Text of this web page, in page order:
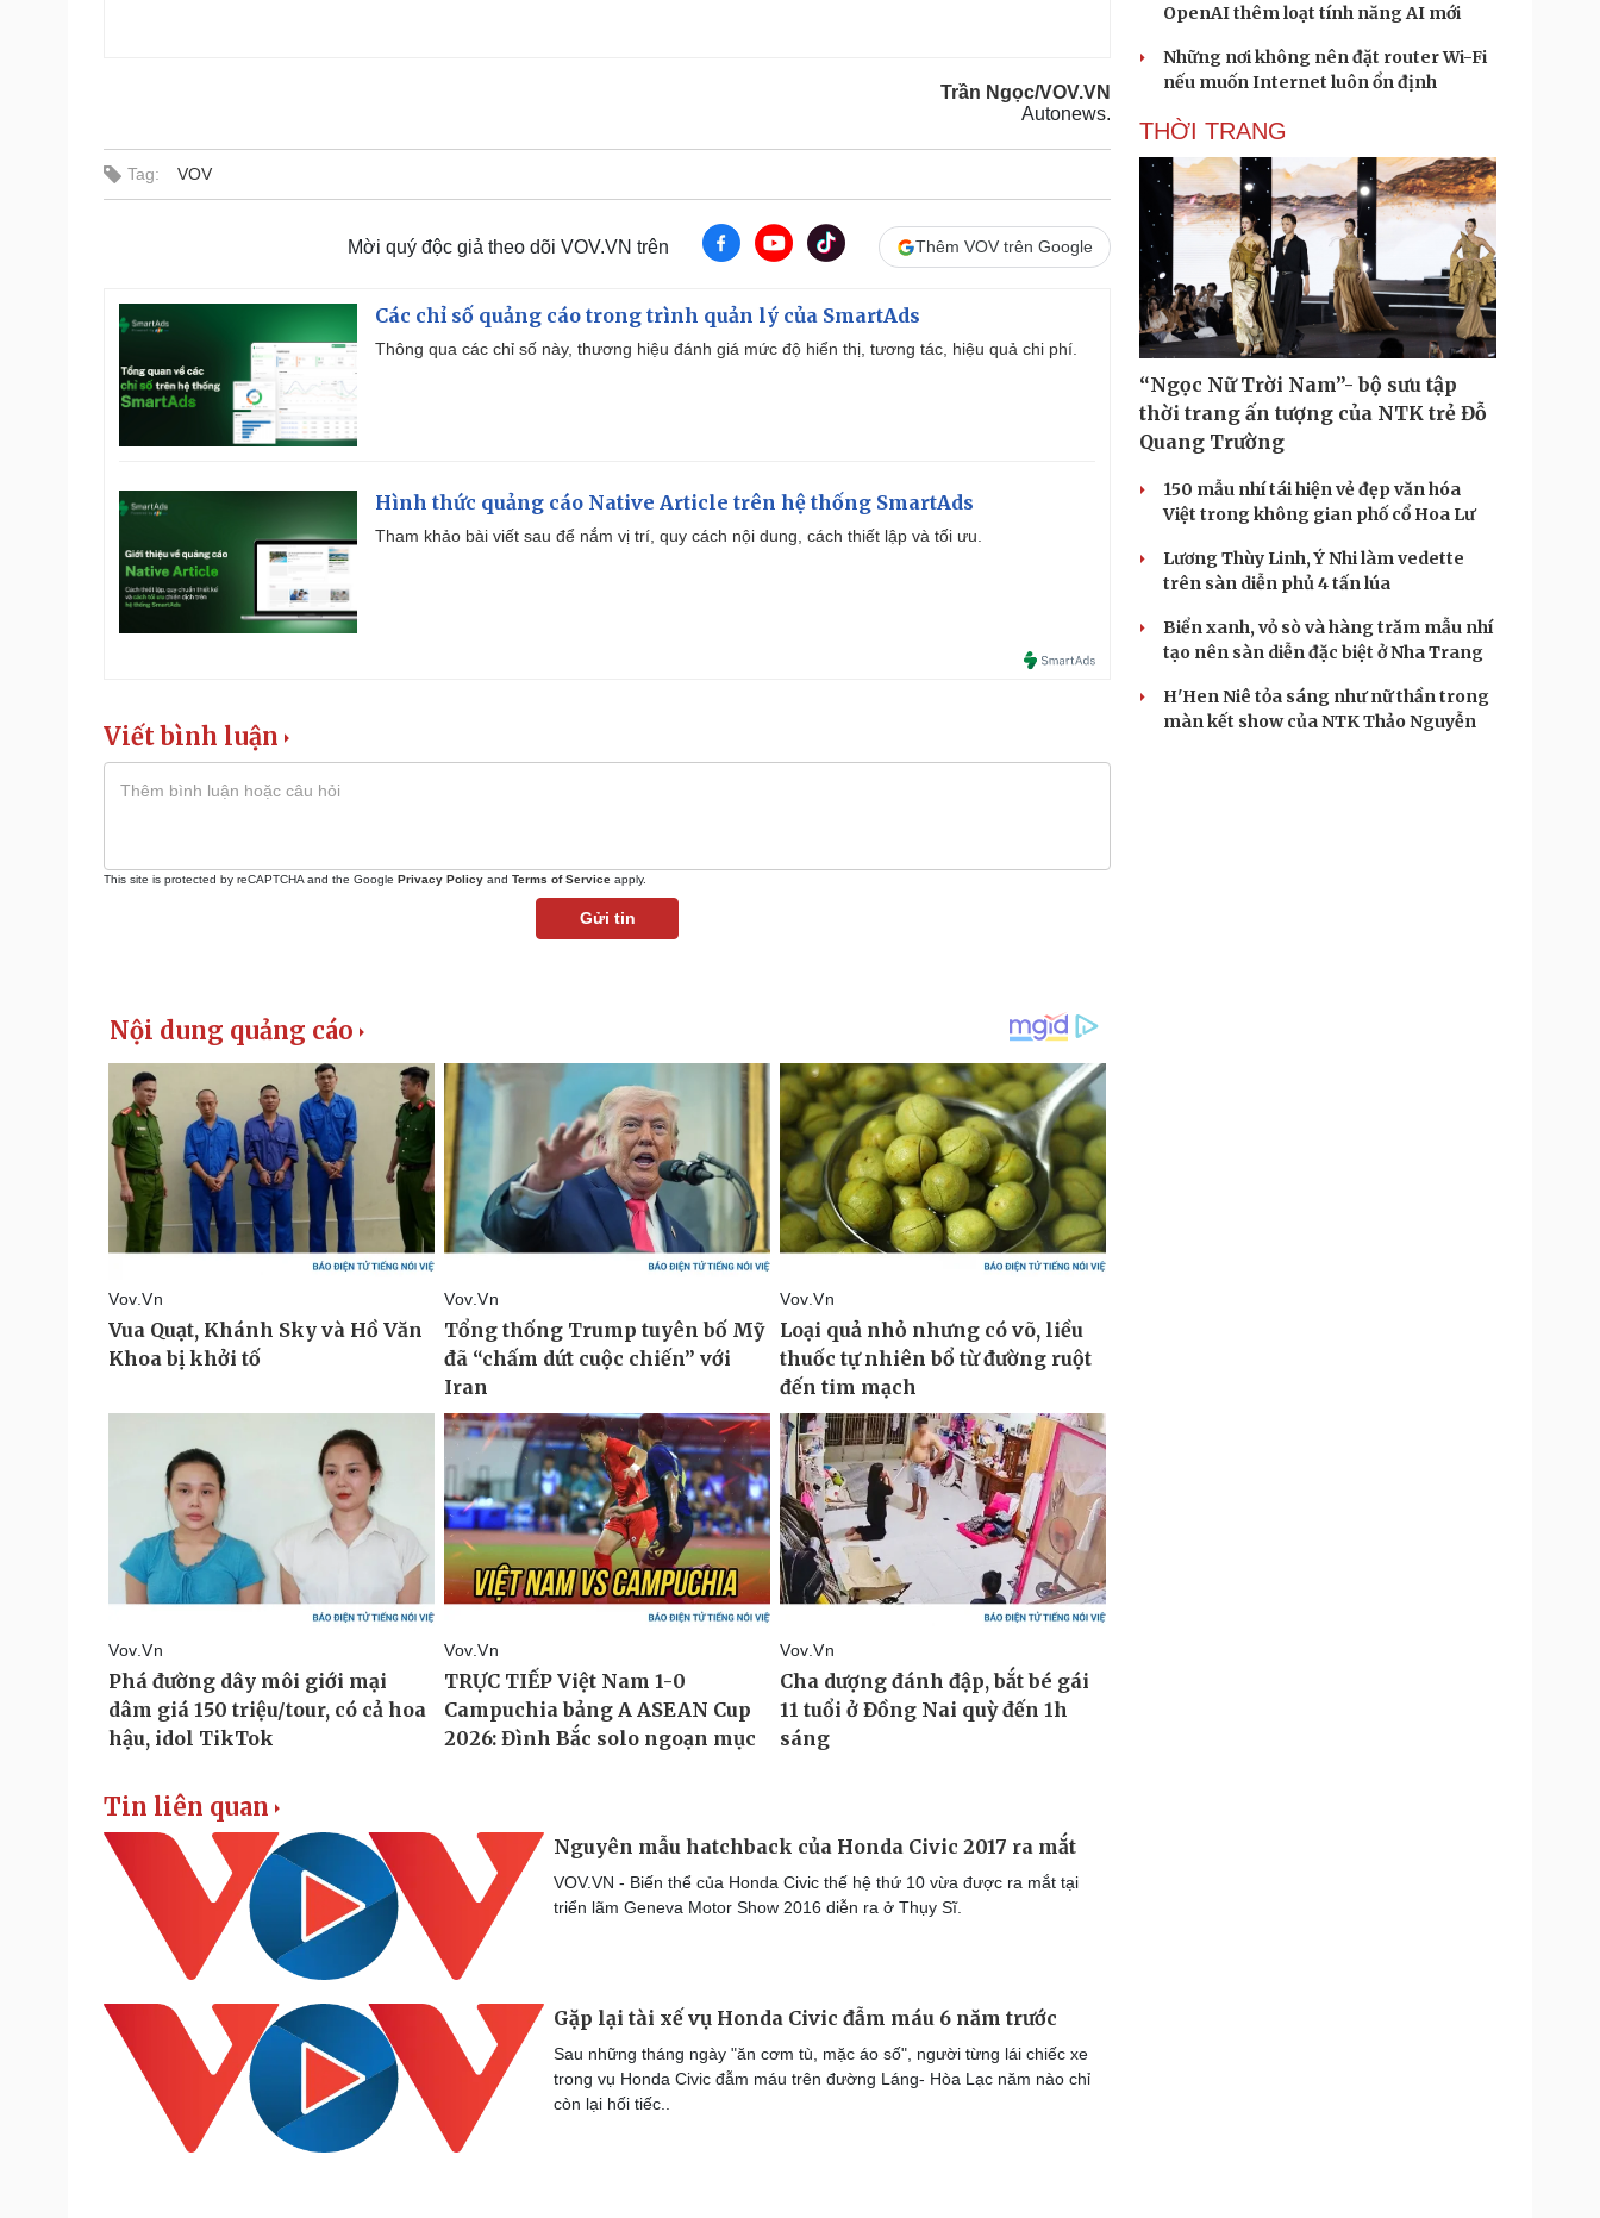
Trần Ngọc/VOV.VN
Autonews.
Tag: VOV
Mời quý độc giả theo dõi VOV.VN trên Thêm VOV trên Google
Các chỉ số quảng cáo trong trình quản lý của SmartAds
Thông qua các chỉ số này, thương hiệu đánh giá mức độ hiển thị, tương tác, hiệu quả chi phí.
Hình thức quảng cáo Native Article trên hệ thống SmartAds
Tham khảo bài viết sau để nắm vị trí, quy cách nội dung, cách thiết lập và tối ưu.
Viết bình luận
This site is protected by reCAPTCHA and the Google Privacy Policy and Terms of Service apply.
Gửi tin
Tin liên quan
Nguyên mẫu hatchback của Honda Civic 2017 ra mắt
VOV.VN - Biến thể của Honda Civic thế hệ thứ 10 vừa được ra mắt tại
triển lãm Geneva Motor Show 2016 diễn ra ở Thụy Sĩ.
Gặp lại tài xế vụ Honda Civic đẫm máu 6 năm trước
Sau những tháng ngày "ăn cơm tù, mặc áo số", người từng lái chiếc xe
trong vụ Honda Civic đẫm máu trên đường Láng- Hòa Lạc năm nào chỉ
còn lại hối tiếc..
OpenAI thêm loạt tính năng AI mới
Những nơi không nên đặt router Wi-Fi
nếu muốn Internet luôn ổn định
THỜI TRANG
“Ngọc Nữ Trời Nam”- bộ sưu tập
thời trang ấn tượng của NTK trẻ Đỗ
Quang Trường
150 mẫu nhí tái hiện vẻ đẹp văn hóa
Việt trong không gian phố cổ Hoa Lư
Lương Thùy Linh, Ý Nhi làm vedette
trên sàn diễn phủ 4 tấn lúa
Biển xanh, vỏ sò và hàng trăm mẫu nhí
tạo nên sàn diễn đặc biệt ở Nha Trang
H'Hen Niê tỏa sáng như nữ thần trong
màn kết show của NTK Thảo Nguyễn